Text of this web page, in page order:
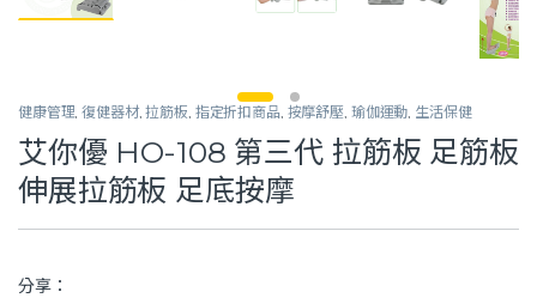
健康管理 ,復健器材,拉筋板 指定折扣商品, 按摩舒壓 瑜伽運動 生活保健
艾你優 HO-108 第三代 拉筋板 足筋板
伸展拉筋板 足底按摩
分享：